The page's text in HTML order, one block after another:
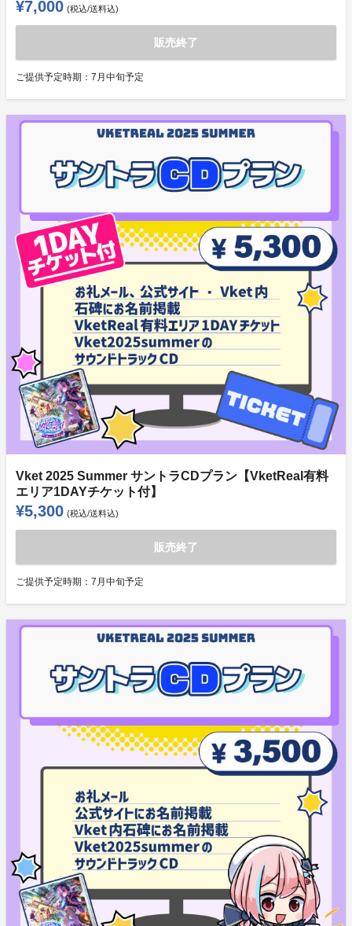
¥7,000 (税込/送料込)
販売終了
ご提供予定時期： 7月中旬予定
Vket 2025 Summer サントラCDプラン【VketReal有料
エリア1DAYチケット付】
¥5,300 (税込/送料込)
販売終了
ご提供予定時期： 7月中旬予定